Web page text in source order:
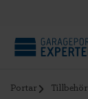
Portar Tillbehör